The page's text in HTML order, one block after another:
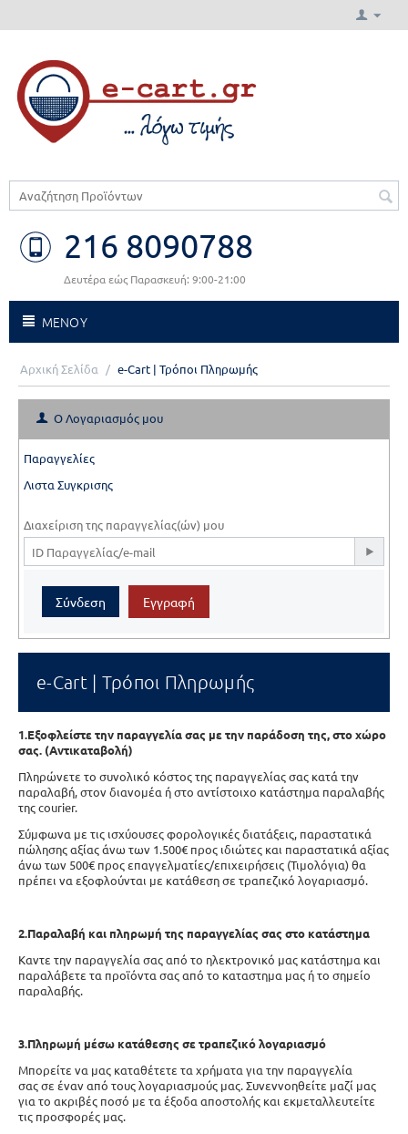
216 8090788
Δευτέρα εώς Παρασκευή: 9:00-21:00
ΜΕΝΟΥ
Αρχική Σελίδα / e-Cart | Τρόποι Πληρωμής
Ο Λογαριασμός μου
Παραγγελίες
Λιστα Συγκρισης
Διαχείριση της παραγγελίας(ών) μου
Σύνδεση Εγγραφή
e-Cart | Τρόποι Πληρωμής
1.Εξοφλείστε την παραγγελία σας με την παράδοση της, στο χώρο
σας. (Αντικαταβολή)
Πληρώνετε το συνολικό κόστος της παραγγελίας σας κατά την
παραλαβή, στον διανομέα ή στο αντίστοιχο κατάστημα παραλαβής
της courier.
Σύμφωνα με τις ισχύουσες φορολογικές διατάξεις, παραστατικά
πώλησης αξίας άνω των 1.500€ προς ιδιώτες και παραστατικά αξίας
άνω των 500€ προς επαγγελματίες/επιχειρήσεις (Τιμολόγια) θα
πρέπει να εξοφλούνται με κατάθεση σε τραπεζικό λογαριασμό.
2.Παραλαβή και πληρωμή της παραγγελίας σας στο κατάστημα
Καντε την παραγγελία σας από το ηλεκτρονικό μας κατάστημα και
παραλάβετε τα προϊόντα σας από το καταστημα μας ή το σημείο
παραλαβής.
3.Πληρωμή μέσω κατάθεσης σε τραπεζικό λογαριασμό
Μπορείτε να μας καταθέτετε τα χρήματα για την παραγγελία
σας σε έναν από τους λογαριασμούς μας. Συνεννοηθείτε μαζί μας
για το ακριβές ποσό με τα έξοδα αποστολής και εκμεταλλευτείτε
τις προσφορές μας.